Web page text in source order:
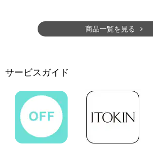
商品一覧を見る
サービスガイド